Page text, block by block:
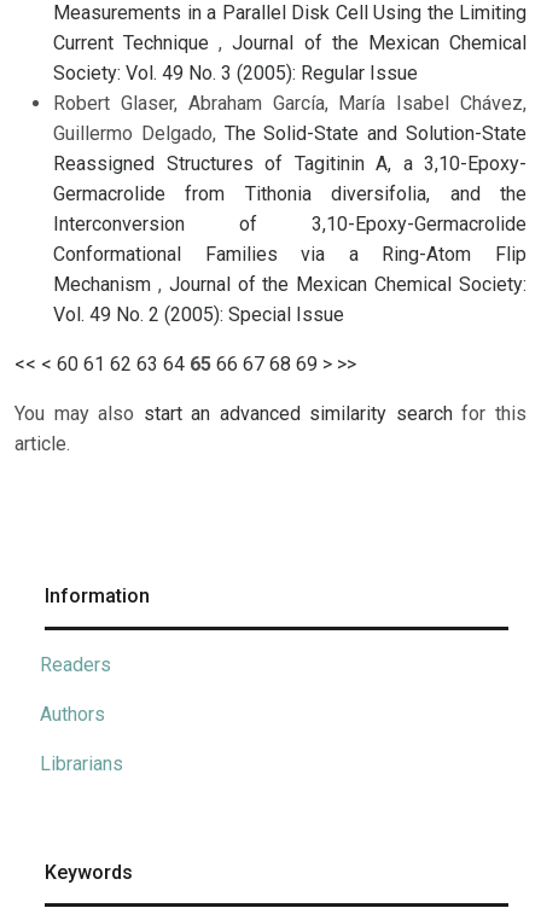
Measurements in a Parallel Disk Cell Using the Limiting
Current Technique,Journal of the Mexican Chemical
Society: Vol. 49 No. 3 (2005): Regular Issue
Robert Glaser, Abraham García, María Isabel Chávez,
Guillermo Delgado, The Solid-State and Solution-State
Reassigned Structures of Tagitinin A, a 3,10-Epoxy-
Germacrolide from Tithonia diversifolia, and the
Interconversion of 3,10-Epoxy-Germacrolide
Conformational Families via a Ring-Atom Flip
Mechanism , Journal of the Mexican Chemical Society:
Vol. 49 No. 2 (2005): Special Issue
<< < 60 61 62 63 64 65 66 67 68 69 > >>
You may also start an advanced similarity searchfor this
article.
Information
Readers
Authors
Librarians
Keywords